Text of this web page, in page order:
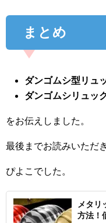
まとめ
ダンゴムシ型リュ
ダンゴムシリュッ
をお伝えしました。
最後までお読みいただ
ぴよこでした。
メタリ
方法！